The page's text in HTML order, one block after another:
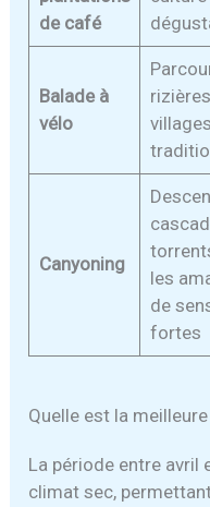
de café
Balade à
vélo
villages
Canyoning
les
de
fortes
Quelle est la
La période entre avril
climat sec,